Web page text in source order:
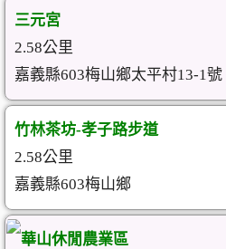
三元宮
2.58公里
嘉義縣603梅山鄉太平村13-1號
竹林茶坊-孝子路步道
2.58公里
嘉義縣603梅山鄉
華山休閒農業區